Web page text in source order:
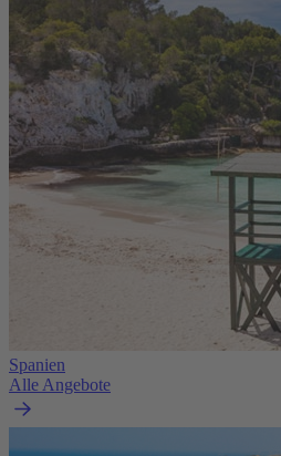
Spanien
Alle Angebote